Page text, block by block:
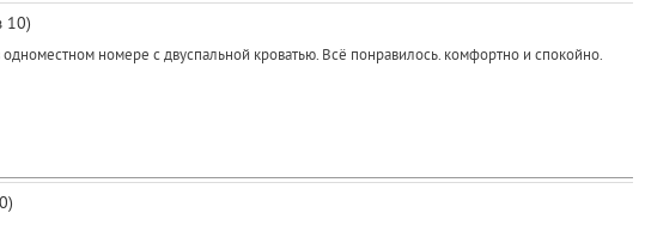
10)
номере с двуспальной кроватью. Всё понравилось. комфортно и спокойно.